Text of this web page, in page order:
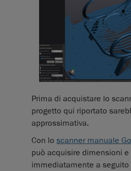
Prima di acquistare lo
progetto qui riportato
approssimativa.
Con lo scanner manuale
può acquisire dimensioni
immediatamente a